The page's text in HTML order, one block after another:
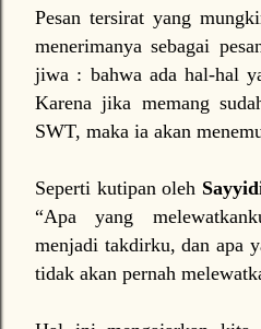
Pesan tersirat yang
menerimanya sebagai
jiwa : bahwa ada hal-hal
Karena jika memang
SWT, maka ia akan
Seperti kutipan oleh
“Apa yang
menjadi takdirku, dan apa
tidak akan pernah